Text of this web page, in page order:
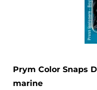
Prym Color Snaps
marine